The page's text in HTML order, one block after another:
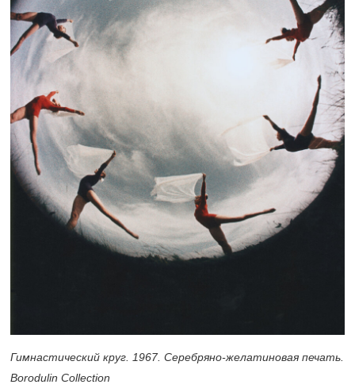
Гимнастический круг. 1967. Серебряно-желатиновая печать.
Borodulin Collection